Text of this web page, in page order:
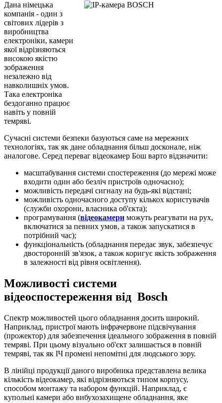
Дана німецька
компанія - один з
світових лідерів з
виробництва
електроніки, камери
якої відрізняються
високою якістю
зображення
незалежно від
навколишніх умов.
Така електроніка
бездоганно працює
навіть у повній
темряві.
Сучасні системи безпеки базуються саме на мережних
технологіях, так як дане обладнання більш досконале, ніж
аналогове. Серед переваг відеокамер Бош варто відзначити:
масштабування системи спостереження (до мережі може
входити один або безліч пристроїв одночасно);
можливість передачі сигналу на будь-які відстані;
можливість одночасного доступу кількох користувачів
(служби охорони, власника об'єкта);
програмування (відеокамери можуть реагувати на рух,
включатися за певних умов, а також запускатися в
потрібний час);
функціональність (обладнання передає звук, забезпечує
двосторонній зв'язок, а також коригує якість зображення
в залежності від рівня освітлення).
Можливості системи
відеоспостереження від Bosch
Спектр можливостей цього обладнання досить широкий.
Наприклад, пристрої мають інфрачервоне підсвічування
(прожектор) для забезпечення ідеального зображення в повній
темряві. При цьому візуально об'єкт залишається в повній
темряві, так як ІЧ промені непомітні для людського зору.
В лінійці продукції даного виробника представлена ​​велика
кількість відеокамер, які відрізняються типом корпусу,
способом монтажу та набором функцій. Наприклад, є
купольні камери або вибухозахищене обладнання, яке